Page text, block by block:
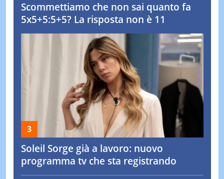
Scommettiamo che non sai quanto fa
5x5+5:5+5? La risposta non è 11
Soleil Sorge già a lavoro: nuovo
programma tv che sta registrando